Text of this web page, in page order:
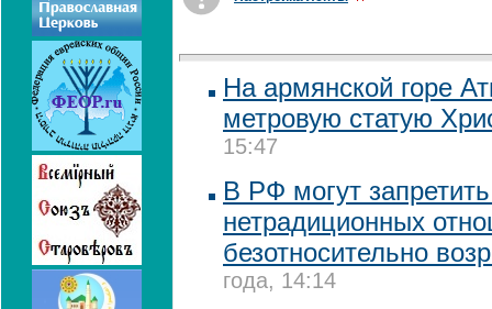
На армянской горе
метровую статую
15:47
В РФ могут
нетрадиционных
безотносительно
года, 14:14